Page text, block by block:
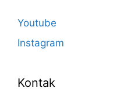
Youtube
Instagram
Kontak